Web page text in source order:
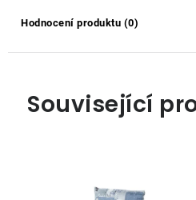
Hodnocení produktu (0)
Související